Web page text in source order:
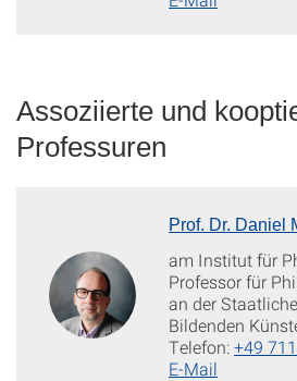
Assoziierte und
Professuren
Prof. Dr. Daniel
am Institut für
Professor für
an der
Bildenden
Telefon:+49
E-Mail